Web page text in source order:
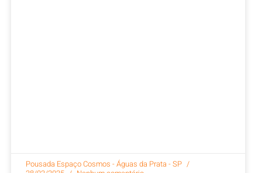
Pousada Espaço Cosmos - Águas da Prata - SP